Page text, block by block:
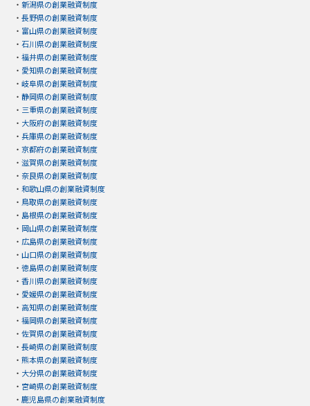
・ 新潟県の創業融資制度
・ 長野県の創業融資制度
・ 富山県の創業融資制度
・ 石川県の創業融資制度
・ 福井県の創業融資制度
・ 愛知県の創業融資制度
・ 岐阜県の創業融資制度
・ 静岡県の創業融資制度
・ 三重県の創業融資制度
・ 大阪府の創業融資制度
・ 兵庫県の創業融資制度
・ 京都府の創業融資制度
・ 滋賀県の創業融資制度
・ 奈良県の創業融資制度
・ 和歌山県の創業融資制度
・ 鳥取県の創業融資制度
・ 島根県の創業融資制度
・ 岡山県の創業融資制度
・ 広島県の創業融資制度
・ 山口県の創業融資制度
・ 徳島県の創業融資制度
・ 香川県の創業融資制度
・ 愛媛県の創業融資制度
・ 高知県の創業融資制度
・ 福岡県の創業融資制度
・ 佐賀県の創業融資制度
・ 長崎県の創業融資制度
・ 熊本県の創業融資制度
・ 大分県の創業融資制度
・ 宮崎県の創業融資制度
・ 鹿児島県の創業融資制度